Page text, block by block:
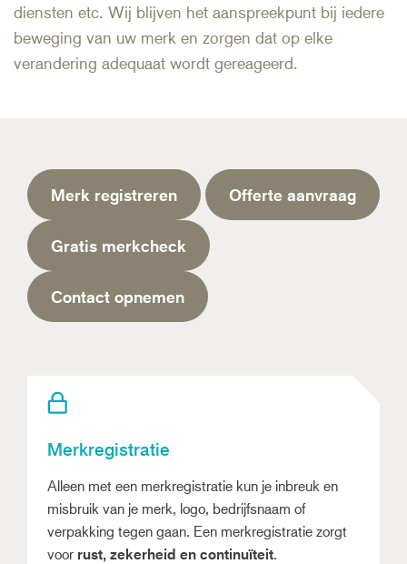
diensten etc. Wij blijven het aanspreekpunt bij iedere
beweging van uw merk en zorgen dat op elke
verandering adequaat wordt gereageerd.
Merk registreren Offerte aanvraag
Gratis merkcheck
Contact opnemen
Merkregistratie
Alleen met een merkregistratie kun je inbreuk en
misbruik van je merk, logo, bedrijfsnaam of
verpakking tegen gaan. Een merkregistratie zorgt
voor rust, zekerheid en continuïteit